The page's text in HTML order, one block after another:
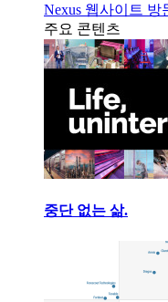
Nexus 웹사이트 방
주요 콘텐츠
중단 없는 삶.